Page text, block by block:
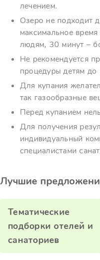
лечением.
Озеро не подходит
максимальное
людям, 30 минут –
Не рекомендуется
процедуры детям до
Для купания
так газообразные
Перед купанием
Для получения
индивидуальный
специалистами
Лучшие
Тематические
подборки отелей и
санаториев